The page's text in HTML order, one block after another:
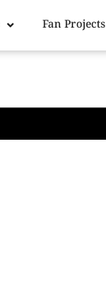
Fan Projects